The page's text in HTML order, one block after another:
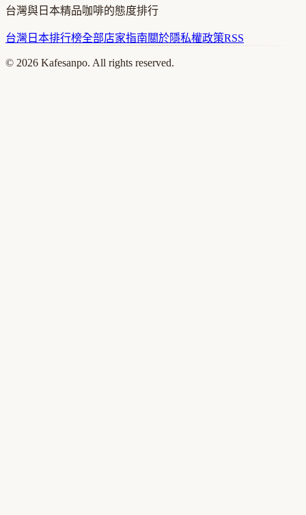
台灣與日本精品咖啡的態度排行
台灣 日本排行榜全部店家指南關於隱私權政策RSS
© 2026 Kafesanpo. All rights reserved.